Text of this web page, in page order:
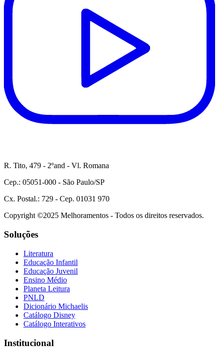
R. Tito, 479 - 2ºand - Vl. Romana
Cep.: 05051-000 - São Paulo/SP
Cx. Postal.: 729 - Cep. 01031 970
Copyright ©2025 Melhoramentos - Todos os direitos reservados.
Soluções
Literatura
Educação Infantil
Educação Juvenil
Ensino Médio
Planeta Leitura
PNLD
Dicionário Michaelis
Catálogo Disney
Catálogo Interativos
Institucional